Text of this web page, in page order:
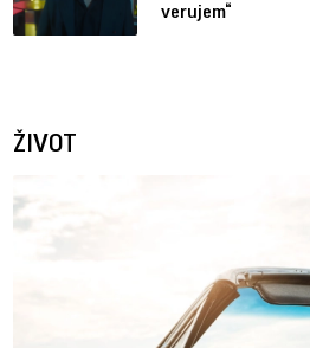
verujem“
ŽIVOT